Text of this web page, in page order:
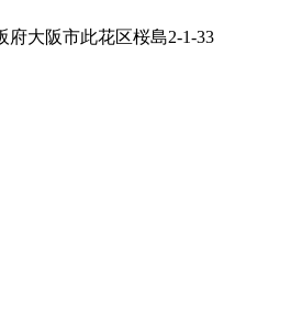
府大阪市此花区桜島2-1-33